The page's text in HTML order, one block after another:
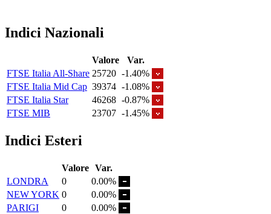
Indici Nazionali
Valore
Var.
FTSE Italia All-Share 25720 -1.40%
FTSE Italia Mid Cap 39374 -1.08%
FTSE Italia Star
46268 -0.87%
FTSE MIB
23707 -1.45%
Indici Esteri
Valore Var.
LONDRA
0
0.00%
NEW YORK 0
0.00%
PARIGI
0
0.00%